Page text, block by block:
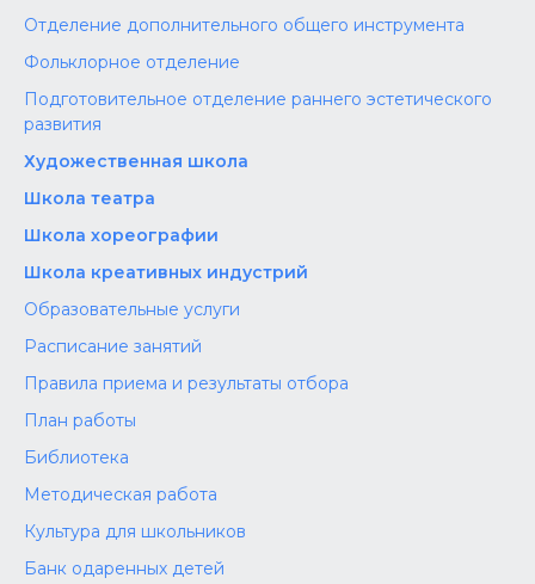
Отделение дополнительного общего инструмента
Фольклорное отделение
Подготовительное отделение раннего эстетического
развития
Художественная школа
Школа‌‌‌‌ театра
Школа хореографии
Школа креативных индустрий
Образовательные услуги
Расписание занятий
Правила приема и результаты отбора
План работы
Библиотека
Методическая работа
Культура для школьников
Банк одаренных детей